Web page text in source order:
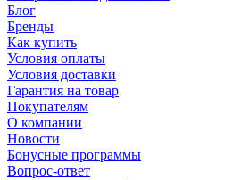
Блог
Бренды
Как купить
Условия оплаты
Условия доставки
Гарантия на товар
Покупателям
О компании
Новости
Бонусные программы
Вопрос-ответ